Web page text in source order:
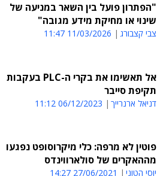
"הפתרון פועל בין השאר במניעה של
שינוי או מחיקת מידע מגובה"
צבי קצבורג 11/03/2026 11:47
אל תאשימו את בקרי ה-PLC בעקבות
תקיפת סייבר
דניאל ארנרייך 06/12/2023 11:12
פוטין לא מרפה: כלי מיקרוסופט נפגעו
מההאקרים של סולארווינדס
יוסי הטוני 27/06/2021 14:27